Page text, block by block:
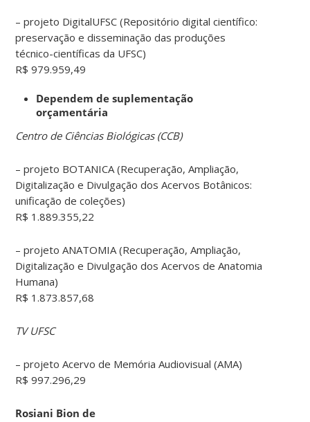
– projeto DigitalUFSC (Repositório digital científico:
preservação e disseminação das produções
técnico-científicas da UFSC)
R$ 979.959,49
Dependem de suplementação
orçamentária
Centro de Ciências Biológicas (CCB)
– projeto BOTANICA (Recuperação, Ampliação,
Digitalização e Divulgação dos Acervos Botânicos:
unificação de coleções)
R$ 1.889.355,22
– projeto ANATOMIA (Recuperação, Ampliação,
Digitalização e Divulgação dos Acervos de Anatomia
Humana)
R$ 1.873.857,68
TV UFSC
– projeto Acervo de Memória Audiovisual (AMA)
R$ 997.296,29
Rosiani Bion de